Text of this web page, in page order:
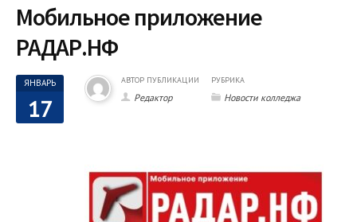
Мобильное приложение
РАДАР.НФ
ЯНВАРЬ
17
АВТОР ПУБЛИКАЦИИ
Редактор
РУБРИКА
Новости колледжа